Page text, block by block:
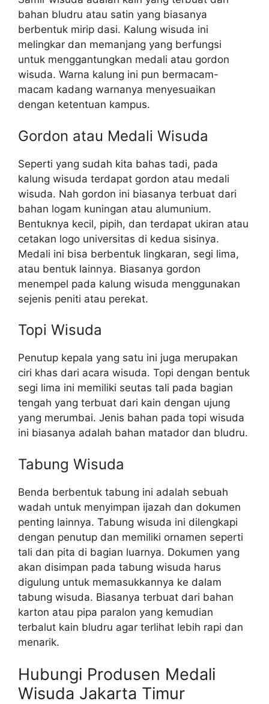
bahan bludru atau satin yang biasanya
berbentuk mirip dasi. Kalung wisuda ini
melingkar dan memanjang yang berfungsi
untuk menggantungkan medali atau gordon
wisuda. Warna kalung ini pun bermacam-
macam kadang warnanya menyesuaikan
dengan ketentuan kampus.
Gordon atau Medali Wisuda
Seperti yang sudah kita bahas tadi, pada
kalung wisuda terdapat gordon atau medali
wisuda. Nah gordon ini biasanya terbuat dari
bahan logam kuningan atau alumunium.
Bentuknya kecil, pipih, dan terdapat ukiran atau
cetakan logo universitas di kedua sisinya.
Medali ini bisa berbentuk lingkaran, segi lima,
atau bentuk lainnya. Biasanya gordon
menempel pada kalung wisuda menggunakan
sejenis peniti atau perekat.
Topi Wisuda
Penutup kepala yang satu ini juga merupakan
ciri khas dari acara wisuda. Topi dengan bentuk
segi lima ini memiliki seutas tali pada bagian
tengah yang terbuat dari kain dengan ujung
yang merumbai. Jenis bahan pada topi wisuda
ini biasanya adalah bahan matador dan bludru.
Tabung Wisuda
Benda berbentuk tabung ini adalah sebuah
wadah untuk menyimpan ijazah dan dokumen
penting lainnya. Tabung wisuda ini dilengkapi
dengan penutup dan memiliki ornamen seperti
tali dan pita di bagian luarnya. Dokumen yang
akan disimpan pada tabung wisuda harus
digulung untuk memasukkannya ke dalam
tabung wisuda. Biasanya terbuat dari bahan
karton atau pipa paralon yang kemudian
terbalut kain bludru agar terlihat lebih rapi dan
menarik.
Hubungi Produsen Medali
Wisuda Jakarta Timur